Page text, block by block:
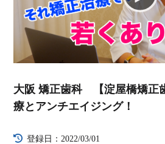
Player
大阪 矯正歯科 【淀屋橋矯
療とアンチエイジング！
登録日：2022/03/01